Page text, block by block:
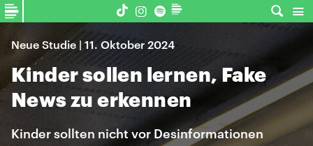
Neue Studie | 11. Oktober 2024
Kinder sollen lernen, Fake
News zu erkennen
Kinder sollten nicht vor Desinformationen